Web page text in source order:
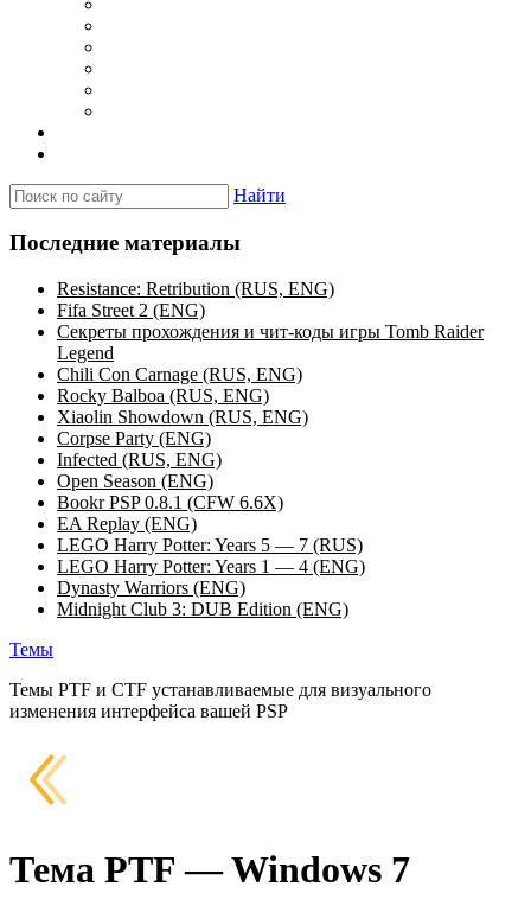
Найти
Последние материалы
Resistance: Retribution (RUS, ENG)
Fifa Street 2 (ENG)
Секреты прохождения и чит-коды игры Tomb Raider
Legend
Chili Con Carnage (RUS, ENG)
Rocky Balboa (RUS, ENG)
Xiaolin Showdown (RUS, ENG)
Corpse Party (ENG)
Infected (RUS, ENG)
Open Season (ENG)
Bookr PSP 0.8.1 (CFW 6.6X)
EA Replay (ENG)
LEGO Harry Potter: Years 5 — 7 (RUS)
LEGO Harry Potter: Years 1 — 4 (ENG)
Dynasty Warriors (ENG)
Midnight Club 3: DUB Edition (ENG)
Темы
Темы PTF и CTF устанавливаемые для визуального
изменения интерфейса вашей PSP
Тема PTF — Windows 7